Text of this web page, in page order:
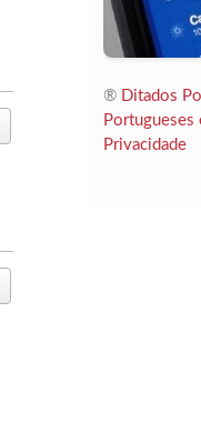
® Ditados
Portugueses
Privacidade